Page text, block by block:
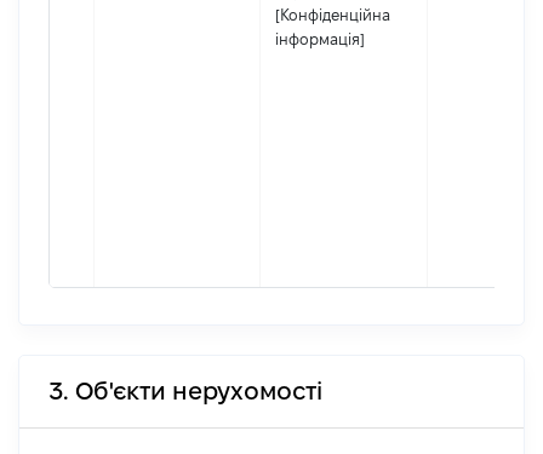
[Конфіденційна
інформація]
3. Об'єкти нерухомості